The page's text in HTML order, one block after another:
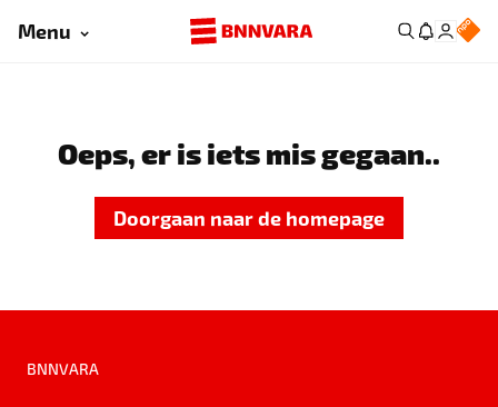
Menu
Oeps, er is iets mis gegaan..
Doorgaan naar de homepage
BNNVARA